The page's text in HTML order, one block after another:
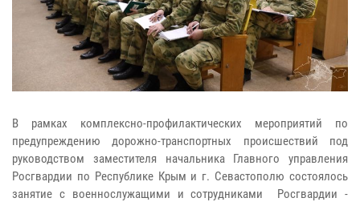
В рамках комплексно-профилактических мероприятий по
предупреждению дорожно-транспортных происшествий под
руководством заместителя начальника Главного управления
Росгвардии по Республике Крым и г. Севастополю состоялось
занятие с военнослужащими и сотрудниками Росгвардии -